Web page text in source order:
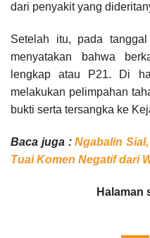
dari penyakit yang
Setelah itu, pada
menyatakan bahwa
lengkap atau P21. Di
melakukan pelimpahan
bukti serta tersangka ke
Baca juga :Ngabalin
Tuai Komen Negatif dari